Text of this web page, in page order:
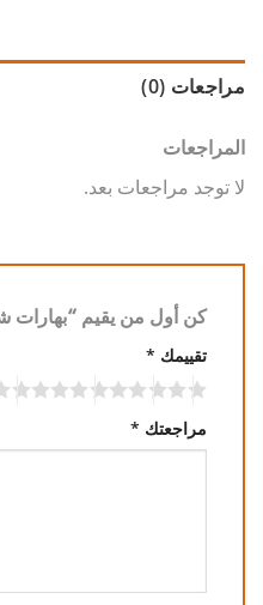
مراجعات (0)
المراجعات
لا توجد مراجعات بعد.
كن أول من يقيم “بهارات
تقييمك *
مراجعتك *